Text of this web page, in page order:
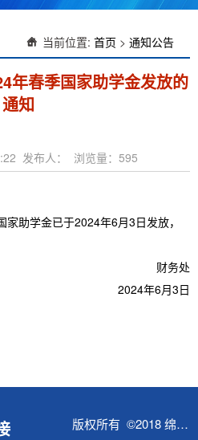
当前位置: 首页 > 通知公告
年春季国家助学金发放的
通知
发布人： 浏览量： 595
助学金已于2024年6月3日发放，
财务处
2024年6月3日
版权所有 ©2018 绵阳城市学院财务处